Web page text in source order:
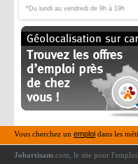
*Du lundi au vendredi de 9h à 19h
Vous cherchez un emploi dans les
Jobartisans .com, le site pour l'emploi